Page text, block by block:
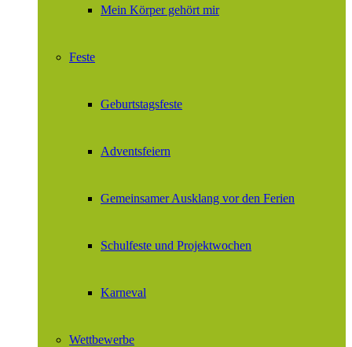
Mein Körper gehört mir
Feste
Geburtstagsfeste
Adventsfeiern
Gemeinsamer Ausklang vor den Ferien
Schulfeste und Projektwochen
Karneval
Wettbewerbe